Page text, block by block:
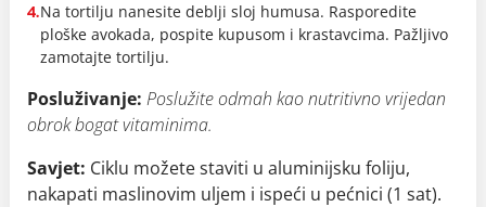
4.Na tortilju nanesite deblji sloj humusa. Rasporedite
ploške avokada, pospite kupusom i krastavcima. Pažljivo
zamotajte tortilju.
Posluživanje: Poslužite odmah kao nutritivno vrijedan
obrok bogat vitaminima.
Savjet: Ciklu možete staviti u aluminijsku foliju,
nakapati maslinovim uljem i ispeći u pećnici (1 sat).